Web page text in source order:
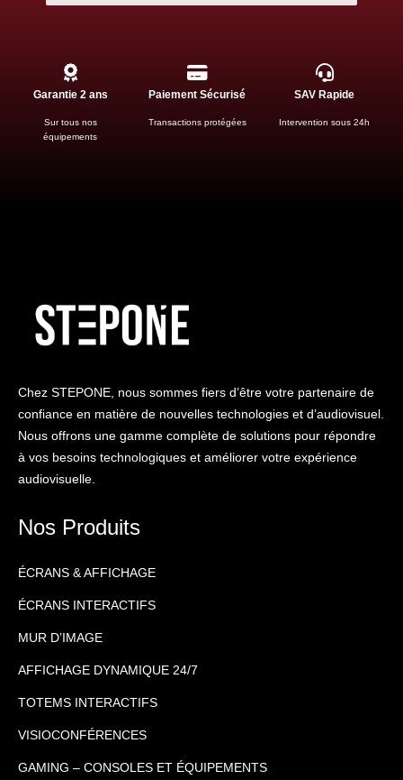
Garantie 2 ans
Sur tous nos
équipements
Paiement Sécurisé
Transactions protégées
SAV Rapide
Intervention sous 24h
Chez STEPONE, nous sommes fiers d’être votre partenaire de
confiance en matière de nouvelles technologies et d’audiovisuel.
Nous offrons une gamme complète de solutions pour répondre
à vos besoins technologiques et améliorer votre expérience
audiovisuelle.
Nos Produits
ÉCRANS & AFFICHAGE
ÉCRANS INTERACTIFS
MUR D’IMAGE
AFFICHAGE DYNAMIQUE 24/7
TOTEMS INTERACTIFS
VISIOCONFÉRENCES
GAMING – CONSOLES ET ÉQUIPEMENTS